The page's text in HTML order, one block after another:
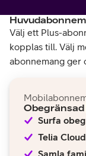
Välj ett Plus-
kopplas till. Välj
abonnemang ger
Obegränsad
Surfa
Telia
Samla